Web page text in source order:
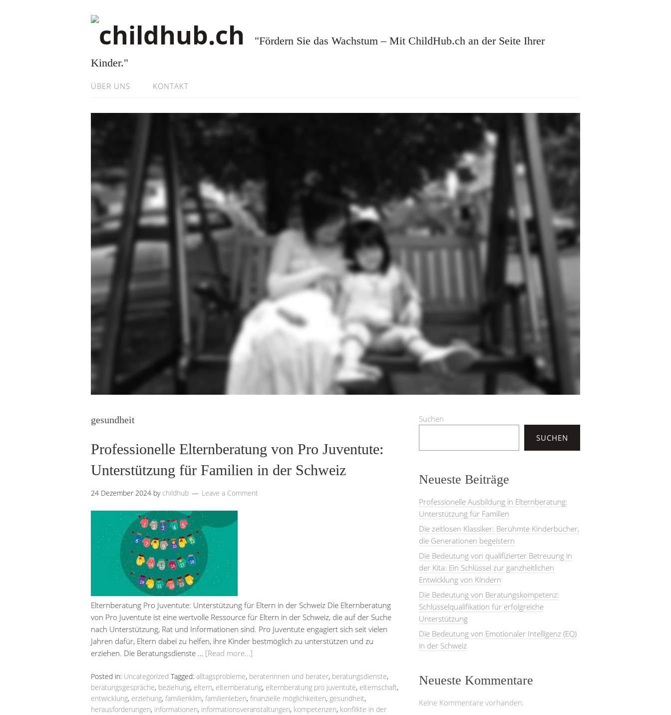
"Fördern Sie das Wachstum – Mit ChildHub.ch an der Seite Ihrer
Kinder."
ÜBER UNS KONTAKT
gesundheit
Professionelle Elternberatung von Pro Juventute:
Unterstützung für Familien in der Schweiz
24 Dezember 2024 by childhub Leave a Comment
Elternberatung Pro Juventute: Unterstützung für Eltern in der Schweiz Die Elternberatung
von Pro Juventute ist eine wertvolle Ressource für Eltern in der Schweiz, die auf der Suche
nach Unterstützung, Rat und Informationen sind. Pro Juventute engagiert sich seit vielen
Jahren dafür, Eltern dabei zu helfen, ihre Kinder bestmöglich zu unterstützen und zu
erziehen. Die Beratungsdienste … [Read more…]
Posted in: Uncategorized Tagged: alltagsprobleme, beraterinnen und berater, beratungsdienste,
beratungsgespräche, beziehung, eltern, elternberatung, elternberatung pro juventute, elternschaft,
entwicklung, erziehung, familienklim, familienleben, finanzielle möglichkeiten, gesundheit,
herausforderungen, informationen, informationsveranstaltungen, kompetenzen, konflikte in der
Suchen
SUCHEN
Neueste Beiträge
Professionelle Ausbildung in Elternberatung:
Unterstützung für Familien
Die zeitlosen Klassiker: Berühmte Kinderbücher,
die Generationen begeistern
Die Bedeutung von qualifizierter Betreuung in
der Kita: Ein Schlüssel zur ganzheitlichen
Entwicklung von Kindern
Die Bedeutung von Beratungskompetenz:
Schlüsselqualifikation für erfolgreiche
Unterstützung
Die Bedeutung von Emotionaler Intelligenz (EQ)
in der Schweiz
Neueste Kommentare
Keine Kommentare vorhanden.